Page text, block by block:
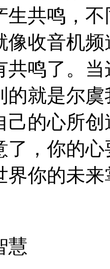
生共鸣，
像收音机
共鸣了。
的就是尔
己的心所
了，你的
界你的未
慧